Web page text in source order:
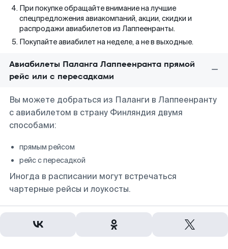
При покупке обращайте внимание на лучшие
спецпредложения авиакомпаний, акции, скидки и
распродажи авиабилетов из Лаппеенранты.
Покупайте авиабилет на неделе, а не в выходные.
Авиабилеты Паланга Лаппеенранта прямой
рейс или с пересадками
Вы можете добраться из Паланги в Лаппеенранту
с авиабилетом в страну Финляндия двумя
способами:
прямым рейсом
рейс с пересадкой
Иногда в расписании могут встречаться
чартерные рейсы и лоукосты.